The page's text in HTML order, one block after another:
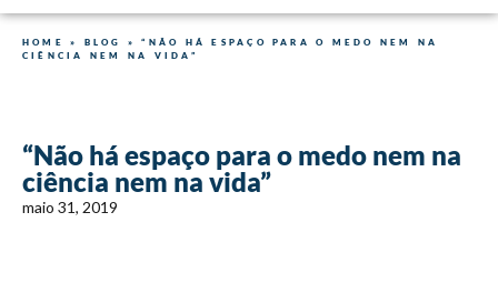
HOME » BLOG »“NÃO HÁ ESPAÇO PARA O MEDO NEM NA
CIÊNCIA NEM NA VIDA”
“Não há espaço para o medo nem na
ciência nem na vida”
maio 31, 2019